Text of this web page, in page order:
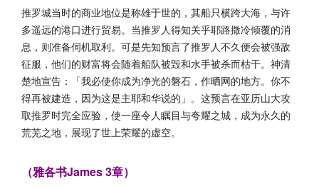
推罗城当时的商业地位是称雄于世的，其船只横跨大海，与许
多遥远的港口进行贸易。当推罗人得知关乎耶路撒冷倾覆的消
息，则准备伺机取利。可是先知预言了推罗人不久便会被强敌
征服，他们的财富将会随着船队被毁和水手被杀而枯干。神清
楚地宣告：「我必使你成为净光的磐石，作晒网的地方。你不
得再被建造，因为这是主耶和华说的」。这预言在亚历山大攻
取推罗时完全应验，使一座令人瞩目与夸耀之城，成为永久的
荒芜之地，展现了世上荣耀的虚空。
（雅各书James 3章）